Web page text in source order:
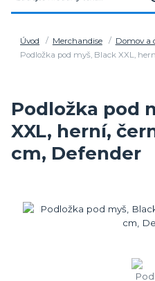
Úvod Merchandise Domov a
Podložka pod myš, Black XXL,
Podložka pod
XXL, herní,
cm, Defender